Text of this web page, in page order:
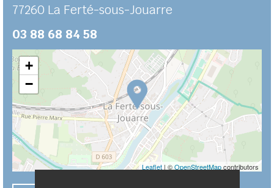
77260 La Ferté-sous-Jouarre
03 88 68 84 58
+
−
Leaflet | ©OpenStreetMapcontributors